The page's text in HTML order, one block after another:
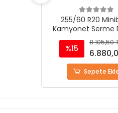
255/60 R20
Kamyonet Serme
Zinciri -
%15
8.105,50
Sepete